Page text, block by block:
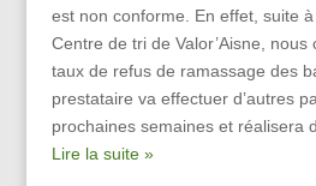
est non conforme. En effet, suite
Centre de tri de Valor’Aisne,
taux de refus de ramassage des
prestataire va effectuer d’autres
prochaines semaines et réalisera
Lire la suite »